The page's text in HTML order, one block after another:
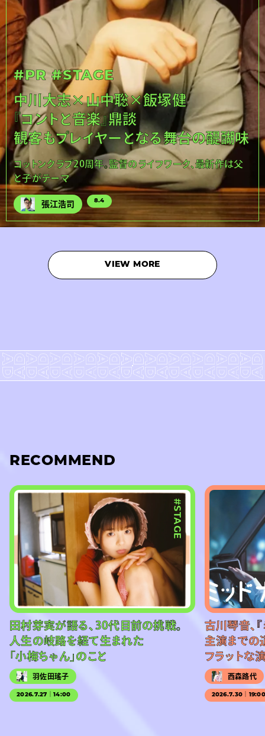
#PR #STAGE
中川大志×山中聡×飯塚健
『コントと音楽』鼎談
観客もプレイヤーとなる舞台の醍醐味
コットンクラブ20周年。監督のライフワーク、最新作は父
と子がテーマ
張江浩司 8.4
VIEW MORE
RECOMMEND
#STAGE
田村芽実が語る、30代目前の挑戦。
人生の岐路を経て生まれた
「小梅ちゃん」のこと
羽佐田瑤子
2026.7.27｜14:00
古川琴音、
主演までの
フラットな
西森路代
2026.7.30｜